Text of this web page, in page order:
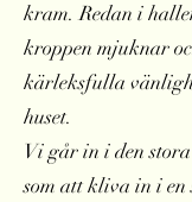
kram. Redan i
kroppen mjuknar
kärleksfulla
huset.
Vi går in i den
som att kliva in i